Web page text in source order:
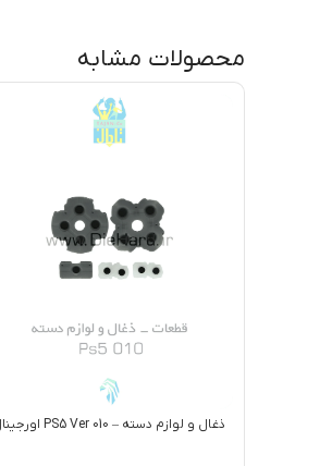
محصولات مشابه
ذغال و لوازم دسته – PS5 Ver 010 اورجینال